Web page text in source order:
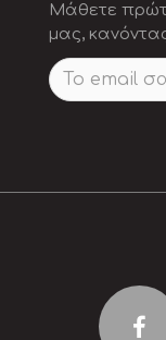
Μάθετε
μας,